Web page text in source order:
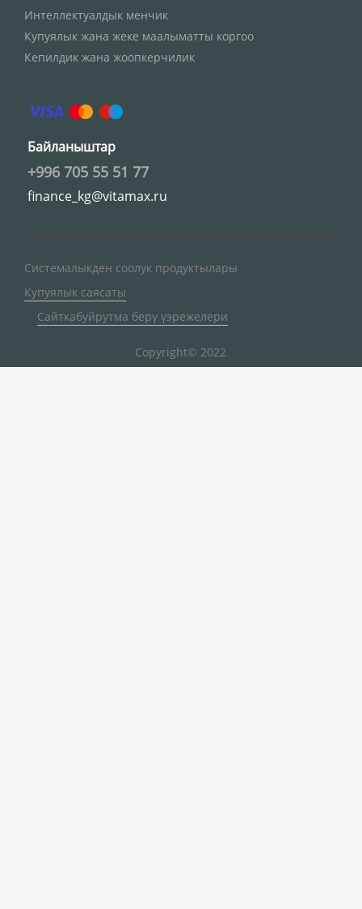
Интеллектуалдык менчик
Купуялык жана жеке маалыматты коргоо
Кепилдик жана жоопкерчилик
Байланыштар
+996 705 55 51 77
finance_kg@vitamax.ru
Системалыкден соолук продуктылары
Купуялык саясаты
Сайткабуйрутма берү үэрежелери
Copyright© 2022